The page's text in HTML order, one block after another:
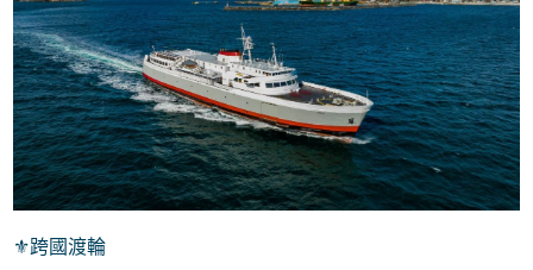
⚜︎跨國渡輪